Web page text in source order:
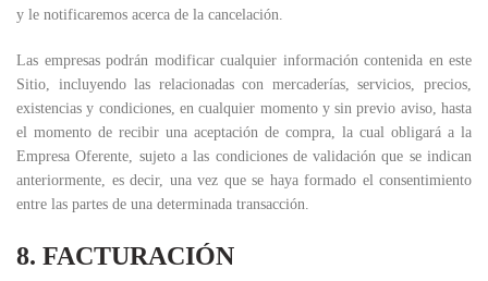
y le notificaremos acerca de la cancelación.
Las empresas podrán modificar cualquier información contenida en este
Sitio, incluyendo las relacionadas con mercaderías, servicios, precios,
existencias y condiciones, en cualquier momento y sin previo aviso, hasta
el momento de recibir una aceptación de compra, la cual obligará a la
Empresa Oferente, sujeto a las condiciones de validación que se indican
anteriormente, es decir, una vez que se haya formado el consentimiento
entre las partes de una determinada transacción.
8. FACTURACIÓN